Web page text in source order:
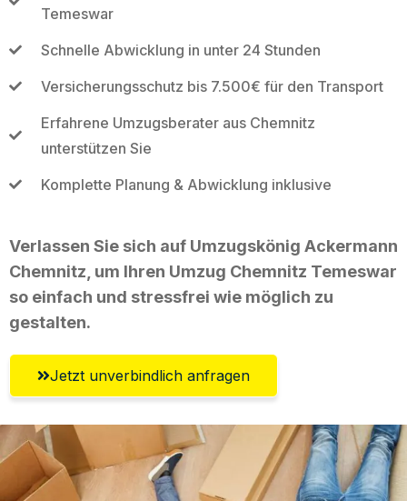
Temeswar
Schnelle Abwicklung in unter 24 Stunden
Versicherungsschutz bis 7.500€ für den Transport
Erfahrene Umzugsberater aus Chemnitz
unterstützen Sie
Komplette Planung & Abwicklung inklusive
Verlassen Sie sich auf Umzugskönig Ackermann
Chemnitz, um Ihren Umzug Chemnitz Temeswar
so einfach und stressfrei wie möglich zu
gestalten.
Jetzt unverbindlich anfragen